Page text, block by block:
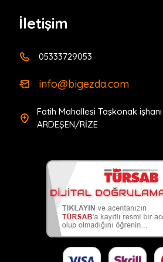
yetki belgelerimiz
Bigezda Turizm Seyahat
İletişim
05333729053
info@bigezda.com
Fatih Mahallesi Taşkonak
ARDEŞEN/RİZE